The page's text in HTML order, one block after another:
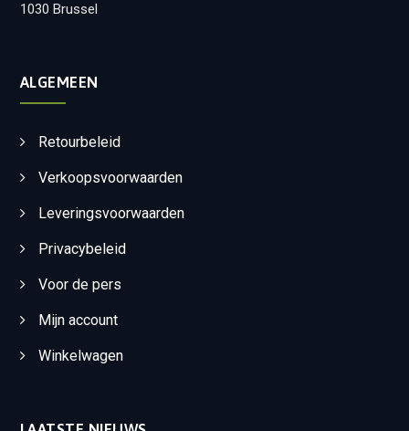
1030 Brussel
ALGEMEEN
Retourbeleid
Verkoopsvoorwaarden
Leveringsvoorwaarden
Privacybeleid
Voor de pers
Mijn account
Winkelwagen